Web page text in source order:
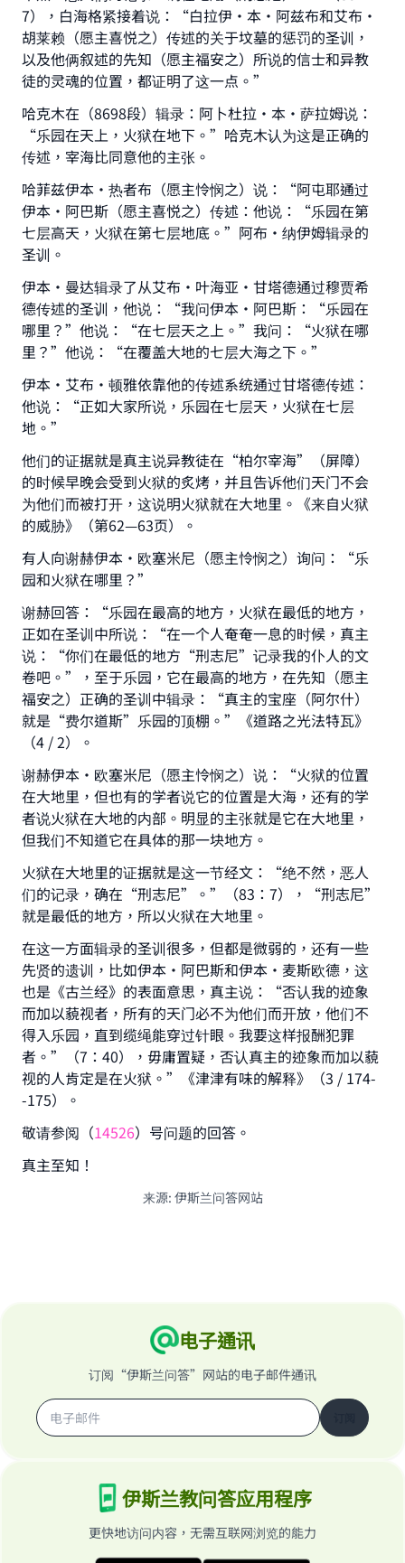
7），白海格紧接着说：“白拉伊·本·阿兹布和艾布•
胡莱赖（愿主喜悦之）传述的关于坟墓的惩罚的圣训，
以及他俩叙述的先知（愿主福安之）所说的信士和异教
徒的灵魂的位置，都证明了这一点。”
哈克木在（8698段）辑录：阿卜杜拉·本•萨拉姆说：
“乐园在天上，火狱在地下。”哈克木认为这是正确的
传述，宰海比同意他的主张。
哈菲兹伊本•热者布（愿主怜悯之）说：“阿屯耶通过
伊本•阿巴斯（愿主喜悦之）传述：他说：“乐园在第
七层高天，火狱在第七层地底。”阿布·纳伊姆辑录的
圣训。
伊本·曼达辑录了从艾布•叶海亚·甘塔德通过穆贾希
德传述的圣训，他说：“我问伊本•阿巴斯：“乐园在
哪里？”他说：“在七层天之上。”我问：“火狱在哪
里？”他说：“在覆盖大地的七层大海之下。”
伊本•艾布·顿雅依靠他的传述系统通过甘塔德传述：
他说：“正如大家所说，乐园在七层天，火狱在七层
地。”
他们的证据就是真主说异教徒在“柏尔宰海”（屏障）
的时候早晚会受到火狱的炙烤，并且告诉他们天门不会
为他们而被打开，这说明火狱就在大地里。《来自火狱
的威胁》（第62—63页）。
有人向谢赫伊本•欧塞米尼（愿主怜悯之）询问：“乐
园和火狱在哪里？”
谢赫回答：“乐园在最高的地方，火狱在最低的地方，
正如在圣训中所说：“在一个人奄奄一息的时候，真主
说：“你们在最低的地方“刑志尼”记录我的仆人的文
卷吧。”，至于乐园，它在最高的地方，在先知（愿主
福安之）正确的圣训中辑录：“真主的宝座（阿尔什）
就是“费尔道斯”乐园的顶棚。”《道路之光法特瓦》
（4 / 2）。
谢赫伊本•欧塞米尼（愿主怜悯之）说：“火狱的位置
在大地里，但也有的学者说它的位置是大海，还有的学
者说火狱在大地的内部。明显的主张就是它在大地里，
但我们不知道它在具体的那一块地方。
火狱在大地里的证据就是这一节经文：“绝不然，恶人
们的记录，确在“刑志尼”。”（83：7），“刑志尼”
就是最低的地方，所以火狱在大地里。
在这一方面辑录的圣训很多，但都是微弱的，还有一些
先贤的遗训，比如伊本•阿巴斯和伊本•麦斯欧德，这
也是《古兰经》的表面意思，真主说：“否认我的迹象
而加以藐视者，所有的天门必不为他们而开放，他们不
得入乐园，直到缆绳能穿过针眼。我要这样报酬犯罪
者。”（7：40），毋庸置疑，否认真主的迹象而加以藐
视的人肯定是在火狱。”《津津有味的解释》（3 / 174-
-175）。
敬请参阅（14526）号问题的回答。
真主至知！
来源: 伊斯兰问答网站
电子通讯
订阅“伊斯兰问答”网站的电子邮件通讯
伊斯兰教问答应用程序
更快地访问内容，无需互联网浏览的能力
Make an impact on millions of lives
Your support is crucial for our mission.
"A person who leads others to doing what is
good will earn the same reward as those who
do it."
(MUSLIM, 1893)
Support IslamQA